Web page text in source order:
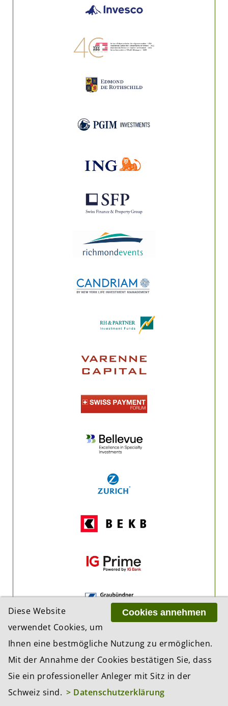
Cookies annehmen
Diese Website
verwendet Cookies, um
Ihnen eine bestmögliche Nutzung zu ermöglichen.
Mit der Annahme der Cookies bestätigen Sie, dass
Sie ein professioneller Anleger mit Sitz in der
Schweiz sind. > Datenschutzerklärung